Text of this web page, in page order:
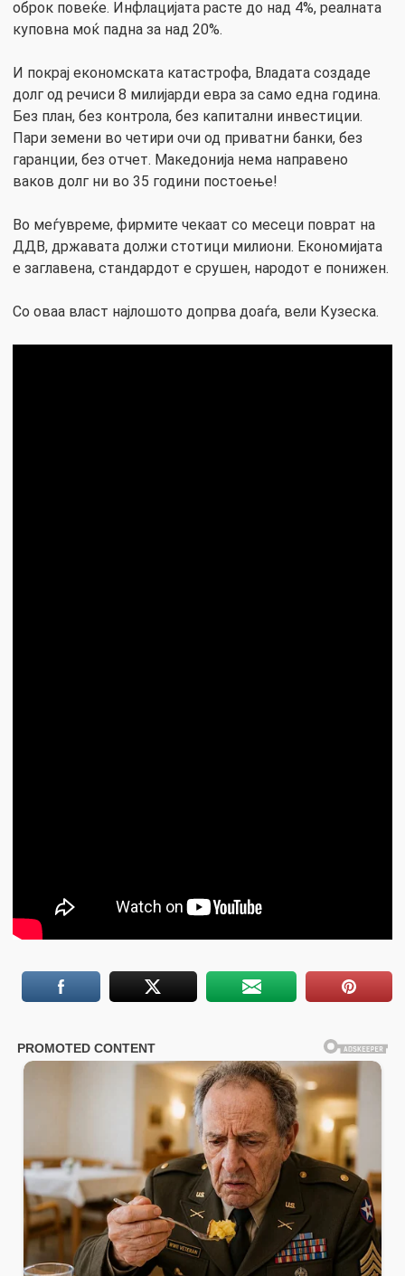
оброк повеќе. Инфлацијата расте до над 4%, реалната
куповна моќ падна за над 20%.
И покрај економската катастрофа, Владата создаде
долг од речиси 8 милијарди евра за само една година.
Без план, без контрола, без капитални инвестиции.
Пари земени во четири очи од приватни банки, без
гаранции, без отчет. Македонија нема направено
ваков долг ни во 35 години постоење!
Во меѓувреме, фирмите чекаат со месеци поврат на
ДДВ, државата должи стотици милиони. Економијата
е заглавена, стандардот е срушен, народот е понижен.
Со оваа власт најлошото допрва доаѓа, вели Кузеска.